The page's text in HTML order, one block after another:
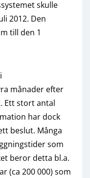
skulle
2012. Den
till den 1
månader efter
Ett stort antal
har dock
beslut. Många
som
beror detta bl.a.
(ca 200 000) som